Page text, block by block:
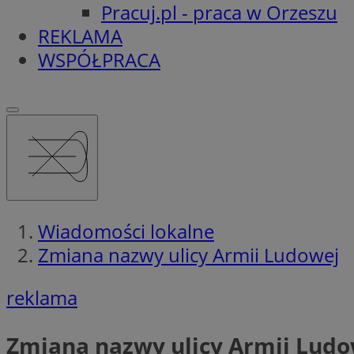
Pracuj.pl - praca w Orzeszu
REKLAMA
WSPÓŁPRACA
Wiadomości lokalne
Zmiana nazwy ulicy Armii Ludowej
reklama
Zmiana nazwy ulicy Armii